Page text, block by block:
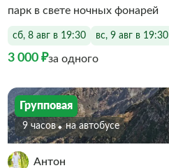
парк в свете ночных фонарей
сб, 8 авг в 19:30 вс, 9 авг в 19:30
3 000 ₽за одного
Групповая
9 часов На автобусе
Антон